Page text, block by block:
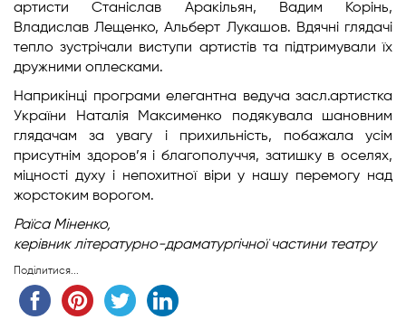
артисти Станіслав Аракільян, Вадим Корінь,
Владислав Лещенко, Альберт Лукашов. Вдячні глядачі
тепло зустрічали виступи артистів та підтримували їх
дружними оплесками.
Наприкінці програми елегантна ведуча засл.артистка
України Наталія Максименко подякувала шановним
глядачам за увагу і прихильність, побажала усім
присутнім здоров’я і благополуччя, затишку в оселях,
міцності духу і непохитної віри у нашу перемогу над
жорстоким ворогом.
Раїса Міненко,
керівник літературно-драматургічної частини театру
Поділитися...